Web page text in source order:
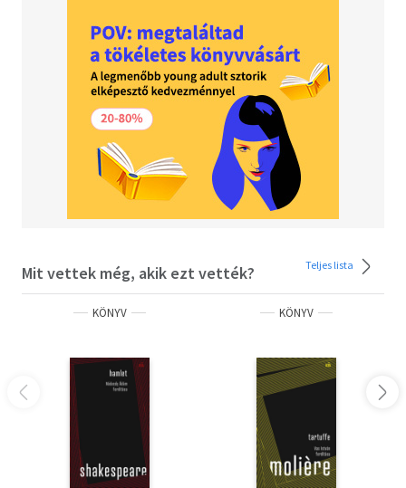
Mit vettek még, akik ezt vették? Teljes lista
KÖNYV KÖNYV